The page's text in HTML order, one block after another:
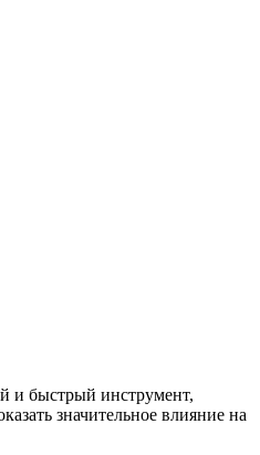
и быстрый инструмент,
значительное влияние на